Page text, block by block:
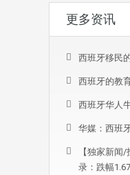
更多资讯
西班牙移民
西班牙的教
西班牙华人
华媒：西班
【独家新闻
录：跌幅